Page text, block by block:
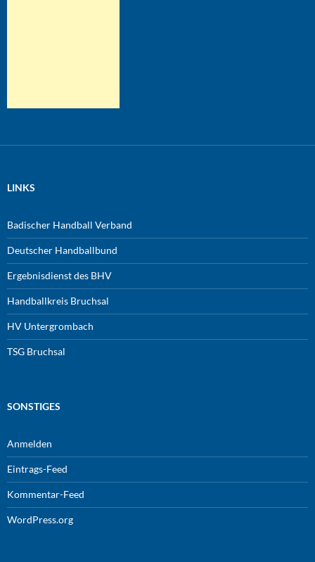
LINKS
Badischer Handball Verband
Deutscher Handballbund
Ergebnisdienst des BHV
Handballkreis Bruchsal
HV Untergrombach
TSG Bruchsal
SONSTIGES
Anmelden
Eintrags-Feed
Kommentar-Feed
WordPress.org